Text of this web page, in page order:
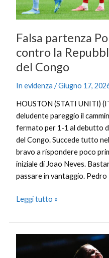
Falsa partenza
contro la
del Congo
In evidenza /Giugno 17,
HOUSTON (STATI UNITI)
deludente pareggio il
fermato per 1-1 al debutto
del Congo. Succede tutto
bravo a rispondere poco
iniziale di Joao Neves.
passare in vantaggio.
Democratica
del
Leggi tutto »
Europei